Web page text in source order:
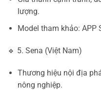
lượng.
Model tham khảo: APP
🔹 5. Sena (Việt Nam)
Thương hiệu nội địa
nông nghiệp.